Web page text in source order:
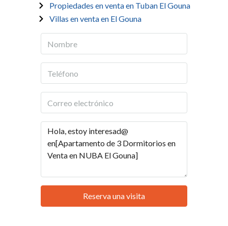
Propiedades en venta en Tuban El Gouna
Villas en venta en El Gouna
Reserva una visita